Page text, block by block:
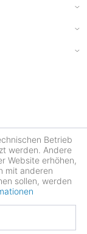
Betrieb
werden. Andere
Website erhöhen,
mit anderen
sollen, werden